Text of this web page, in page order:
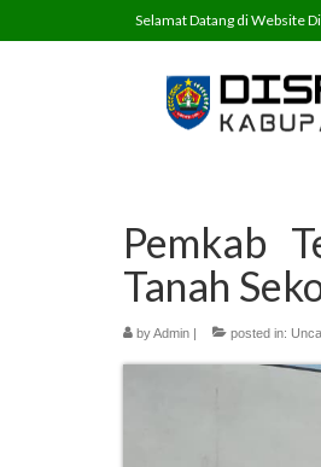
Selamat Datang di Website
Pemkab
Tanah
byAdmin | posted in: